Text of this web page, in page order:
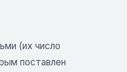
(их число
поставлен